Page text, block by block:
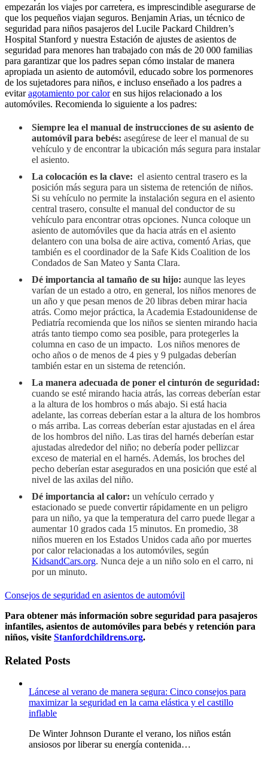
empezarán los viajes por carretera, es imprescindible asegurarse de
que los pequeños viajan seguros. Benjamin Arias, un técnico de
seguridad para niños pasajeros del Lucile Packard Children’s
Hospital Stanford y nuestra Estación de ajustes de asientos de
seguridad para menores han trabajado con más de 20 000 familias
para garantizar que los padres sepan cómo instalar de manera
apropiada un asiento de automóvil, educado sobre los pormenores
de los sujetadores para niños, e incluso enseñado a los padres a
evitaragotamiento por caloren sus hijos relacionado a los
automóviles. Recomienda lo siguiente a los padres:
Siempre lea el manual de instrucciones de su asiento de
automóvil para bebés: asegúrese de leer el manual de su
vehículo y de encontrar la ubicación más segura para instalar
el asiento.
La colocación es la clave: el asiento central trasero es la
posición más segura para un sistema de retención de niños.
Si su vehículo no permite la instalación segura en el asiento
central trasero, consulte el manual del conductor de su
vehículo para encontrar otras opciones. Nunca coloque un
asiento de automóviles que da hacia atrás en el asiento
delantero con una bolsa de aire activa, comentó Arias, que
también es el coordinador de la Safe Kids Coalition de los
Condados de San Mateo y Santa Clara.
Dé importancia al tamaño de su hijo: aunque las leyes
varían de un estado a otro, en general, los niños menores de
un año y que pesan menos de 20 libras deben mirar hacia
atrás. Como mejor práctica, la Academia Estadounidense de
Pediatría recomienda que los niños se sienten mirando hacia
atrás tanto tiempo como sea posible, para protegerles la
columna en caso de un impacto. Los niños menores de
ocho años o de menos de 4 pies y 9 pulgadas deberían
también estar en un sistema de retención.
La manera adecuada de poner el cinturón de seguridad:
cuando se esté mirando hacia atrás, las correas deberían estar
a la altura de los hombros o más abajo. Si está hacia
adelante, las correas deberían estar a la altura de los hombros
o más arriba. Las correas deberían estar ajustadas en el área
de los hombros del niño. Las tiras del harnés deberían estar
ajustadas alrededor del niño; no debería poder pellizcar
exceso de material en el harnés. Además, los broches del
pecho deberían estar asegurados en una posición que esté al
nivel de las axilas del niño.
Dé importancia al calor: un vehículo cerrado y
estacionado se puede convertir rápidamente en un peligro
para un niño, ya que la temperatura del carro puede llegar a
aumentar 10 grados cada 15 minutos. En promedio, 38
niños mueren en los Estados Unidos cada año por muertes
por calor relacionadas a los automóviles, según
KidsandCars.org. Nunca deje a un niño solo en el carro, ni
por un minuto.
Consejos de seguridad en asientos de automóvil
Para obtener más información sobre seguridad para pasajeros
infantiles, asientos de automóviles para bebés y retención para
niños, visite Stanfordchildrens.org.
Related Posts
Láncese al verano de manera segura: Cinco consejos para
maximizar la seguridad en la cama elástica y el castillo
inflable
De Winter Johnson Durante el verano, los niños están
ansiosos por liberar su energía contenida…